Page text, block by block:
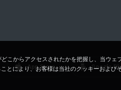
Google
App Store
こからアクセスされたかを把握し、当ウェ
とにより、お客様は当社のクッキーおよび